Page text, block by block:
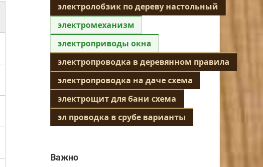
электролобзик по дереву настольный
электромеханизм
электроприводы окна
электропроводка в деревянном правила
электропроводка на даче схема
электрощит для бани схема
эл проводка в срубе варианты
Важно